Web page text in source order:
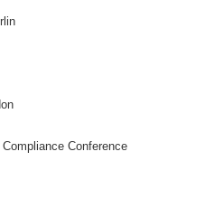
Conference